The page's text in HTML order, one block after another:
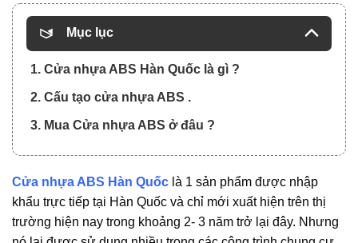
Mục lục
1. Cửa nhựa ABS Hàn Quốc là gì ?
2. Cấu tạo cửa nhựa ABS .
3. Mua Cửa nhựa ABS ở đâu ?
Cửa nhựa ABS Hàn Quốc là 1 sản phẩm được nhập
khẩu trực tiếp tại Hàn Quốc và chỉ mới xuất hiện trên thị
trường hiện nay trong khoảng 2- 3 năm trở lại đây. Nhưng